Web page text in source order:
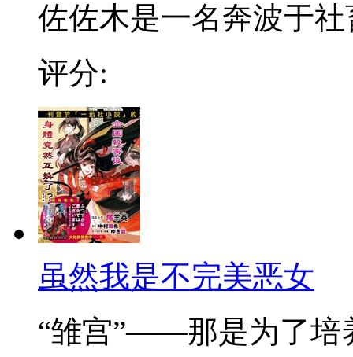
佐佐木是一名奔波于社
评分:
虽然我是不完美恶女
“雏宫”——那是为了培